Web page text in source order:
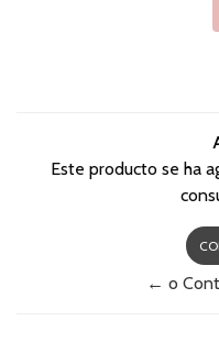
Este producto se ha
← o